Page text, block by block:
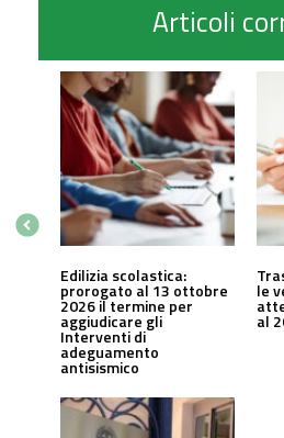
Articoli
Edilizia scolastica:
prorogato al 13 ottobre
2026 il termine per
aggiudicare gli
Interventi di
adeguamento
antisismico
le
al